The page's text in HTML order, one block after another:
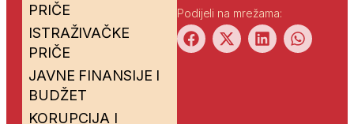
PRIČE
ISTRAŽIVAČKE
PRIČE
JAVNE FINANSIJE I
BUDŽET
KORUPCIJA I
Podijeli na mrežama: